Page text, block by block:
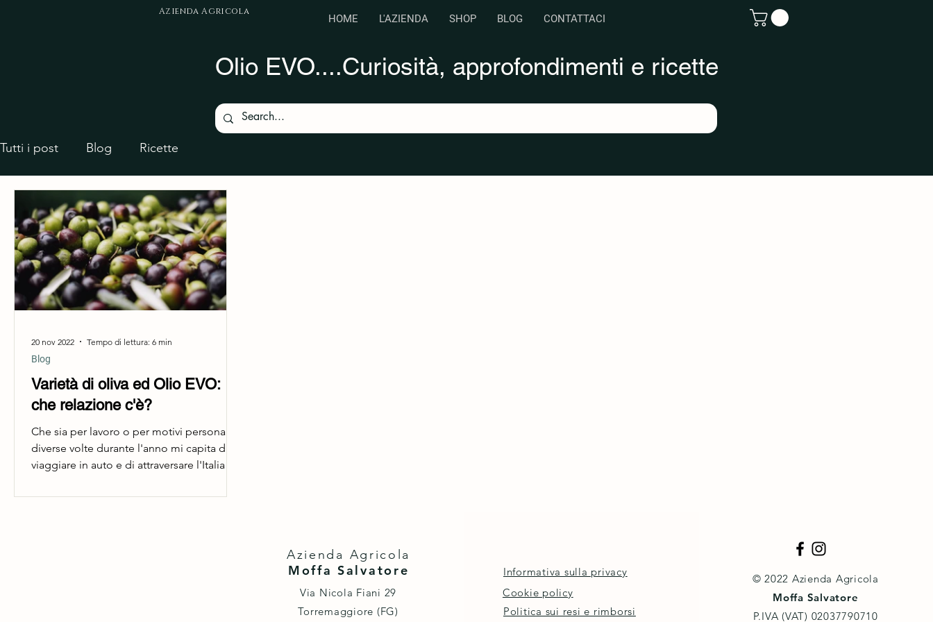
Azienda Agricola
HOME L'AZIENDA SHOP BLOG CONTATTACI
Olio EVO....Curiosità, approfondimenti e ricette
Tutti i post Blog Ricette
Varietà di oliva ed Olio EVO:
che relazione c'è?
Che sia per lavoro o per motivi personali,
diverse volte durante l'anno mi capita di
viaggiare in auto e di attraversare l'Italia da
Blog
20 nov 2022 Tempo di lettura: 6 min
Azienda Agricola
Moffa Salvatore
Via Nicola Fiani 29
Torremaggiore (FG)
Informativa sulla privacy
Cookie policy
Politica sui resi e rimborsi
© 2022 Azienda Agricola
Moffa Salvatore
P.IVA (VAT) ‭02037790710‬